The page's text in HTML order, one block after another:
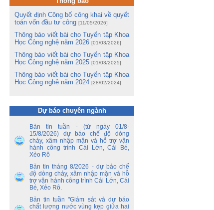
Quyết định Công bố công khai về quyết
toán vốn đầu tư công [11/05/2026]
Thông báo viết bài cho Tuyển tập Khoa
Học Công nghệ năm 2026 [01/03/2026]
Thông báo viết bài cho Tuyển tập Khoa
Học Công nghệ năm 2025 [01/03/2025]
Thông báo viết bài cho Tuyển tập Khoa
Học Công nghệ năm 2024 [28/02/2024]
Dự báo chuyên ngành
Bản tin tuần - (từ ngày 01/8-
15/8/2026) dự báo chế độ dòng
chảy, xâm nhập mặn và hỗ trợ vận
hành công trình Cái Lớn, Cái Bé,
Xẻo Rô
Bản tin tháng 8/2026 - dự báo chế
độ dòng chảy, xâm nhập mặn và hỗ
trợ vận hành công trình Cái Lớn, Cái
Bé, Xẻo Rô.
Bản tin tuần "Giám sát và dự báo
chất lượng nước vùng kẹp giữa hai